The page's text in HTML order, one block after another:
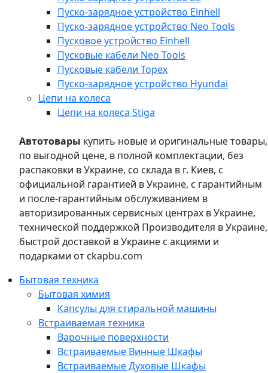
Пуско-зарядное устройство Einhell
Пуско-зарядное устройство Neo Tools
Пусковое устройство Einhell
Пусковые кабели Neo Tools
Пусковые кабели Topex
Пуско-зарядное устройство Hyundai
Цепи на колеса
Цепи на колеса Stiga
Автотовары купить новые и оригинальные товары,
по выгодной цене, в полной комплектации, без
распаковки в Украине, со склада в г. Киев, с
официальной гарантией в Украине, с гарантийным
и после-гарантийным обслуживанием в
авторизированных сервисных центрах в Украине,
технической поддержкой Производителя в Украине,
быстрой доставкой в Украине с акциями и
подарками от ckapbu.com
Бытовая техника
Бытовая химия
Капсулы для стиральной машины
Встраиваемая техника
Варочные поверхности
Встраиваемые Винные Шкафы
Встраиваемые Духовые Шкафы